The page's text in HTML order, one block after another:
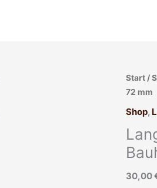
Start /
72 mm
Shop,
30,00
1920er
oval
Stahl
alt